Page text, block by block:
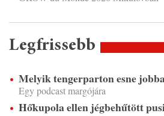
Legfrissebb
Melyik tengerparton esne
Egy podcast margójára
Hőkupola ellen jégbehűtött